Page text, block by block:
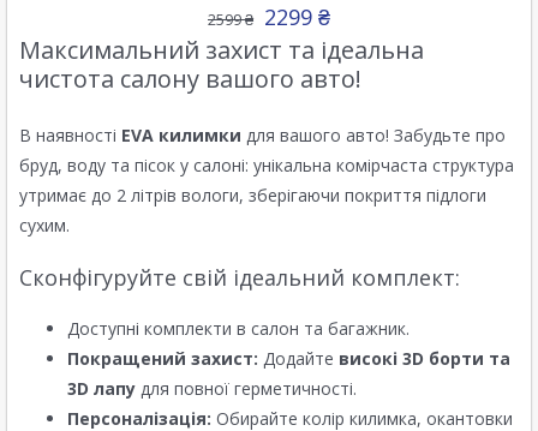
2599₴ 2299 ₴
Максимальний захист та ідеальна
чистота салону вашого авто!
В наявності EVA килимки для вашого авто! Забудьте про
бруд, воду та пісок у салоні: унікальна комірчаста структура
утримає до 2 літрів вологи, зберігаючи покриття підлоги
сухим.
Сконфігуруйте свій ідеальний комплект:
Доступні комплекти в салон та багажник.
Покращений захист: Додайте високі 3D борти та
3D лапу для повної герметичності.
Персоналізація: Обирайте колір килимка, окантовки